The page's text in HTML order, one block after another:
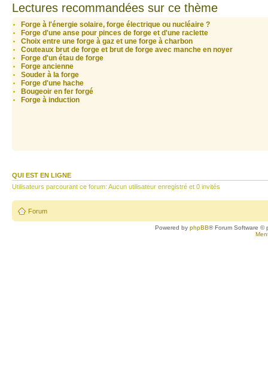
Lectures recommandées sur ce thème
Forge à l'énergie solaire, forge électrique ou nucléaire ?
Forge d'une anse pour pinces de forge et d'une raclette
Choix entre une forge à gaz et une forge à charbon
Couteaux brut de forge et brut de forge avec manche en noyer
Forge d'un étau de forge
Forge ancienne
Souder à la forge
Forge d'une hache
Bougeoir en fer forgé
Forge à induction
QUI EST EN LIGNE
Utilisateurs parcourant ce forum: Aucun utilisateur enregistré et 0 invités
Forum
Powered byphpBB® Forum Software ©